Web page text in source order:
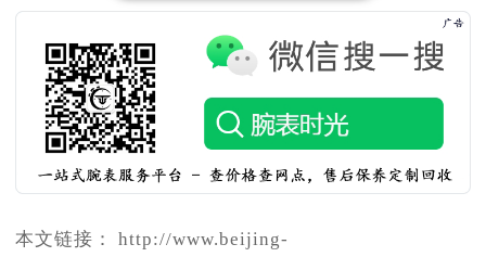
本文链接： http://www.beijing-